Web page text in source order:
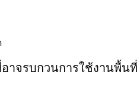
าจรบกวนการใช้งานพื้นที่